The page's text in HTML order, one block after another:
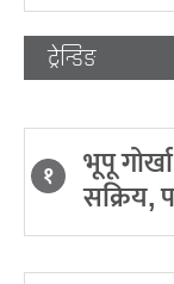
ट्रेन्डिङ
१ भूपू
सक्रिय,